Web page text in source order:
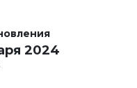
2024